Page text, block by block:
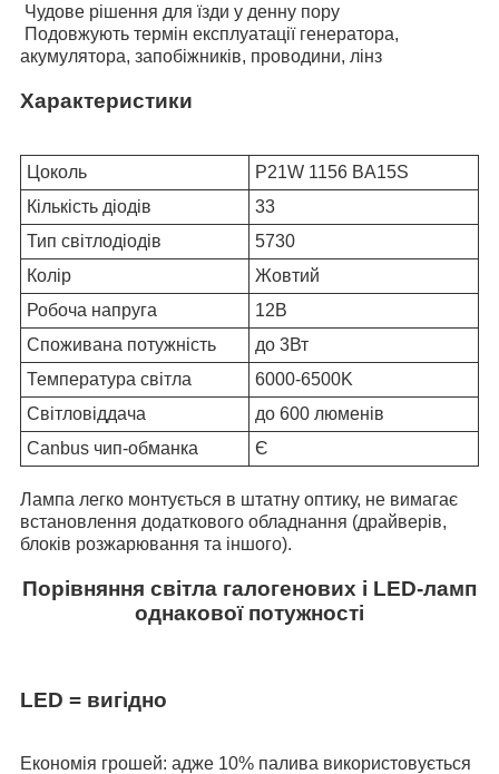
Чудове рішення для їзди у денну пору
Подовжують термін експлуатації генератора,
акумулятора, запобіжників, проводини, лінз
Характеристики
Цоколь
P21W 1156 BA15S
Кількість діодів
33
Тип світлодіодів
5730
Колір
Жовтий
Робоча напруга
12В
Споживана потужність
до 3Вт
Температура світла
6000-6500K
Світловіддача
до 600 люменів
Canbus чип-обманка
Є
Лампа легко монтується в штатну оптику, не вимагає
встановлення додаткового обладнання (драйверів,
блоків розжарювання та іншого).
Порівняння світла галогенових і LED-ламп
однакової потужності
LED = вигідно
Економія грошей: адже 10% палива використовується